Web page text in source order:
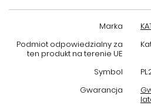
nawet przy intensywnym
drewnianą półkę
wielofunkcyjne rozwiązanie do
podkreśli charakter Twojego
użytkowaniu. Zainwestuj w jakość i
łączy w sobie naturalne piękno
Marka
Podmiot odpowiedzialny za
ten produkt na terenie UE
Symbol
Gwarancja